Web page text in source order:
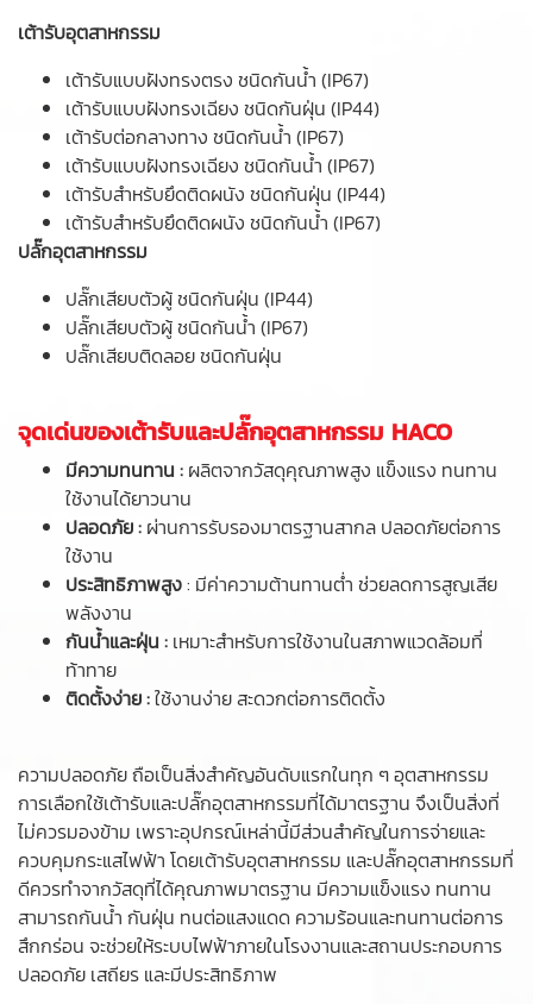
เต้ารับอุตสาหกรรม
เต้ารับแบบฝังทรงตรง ชนิดกันน้ำ (IP67)
เต้ารับแบบฝังทรงเฉียง ชนิดกันฝุ่น (IP44)
เต้ารับต่อกลางทาง ชนิดกันน้ำ (IP67)
เต้ารับแบบฝังทรงเฉียง ชนิดกันน้ำ (IP67)
เต้ารับสำหรับยึดติดผนัง ชนิดกันฝุ่น (IP44)
เต้ารับสำหรับยึดติดผนัง ชนิดกันน้ำ (IP67)
ปลั๊กอุตสาหกรรม
ปลั๊กเสียบตัวผู้ ชนิดกันฝุ่น (IP44)
ปลั๊กเสียบตัวผู้ ชนิดกันน้ำ (IP67)
ปลั๊กเสียบติดลอย ชนิดกันฝุ่น
จุดเด่นของเต้ารับและปลั๊กอุตสาหกรรม HACO
มีความทนทาน : ผลิตจากวัสดุคุณภาพสูง แข็งแรง ทนทาน
ใช้งานได้ยาวนาน
ปลอดภัย : ผ่านการรับรองมาตรฐานสากล ปลอดภัยต่อการ
ใช้งาน
ประสิทธิภาพสูง: มีค่าความต้านทานต่ำ ช่วยลดการสูญเสีย
พลังงาน
กันน้ำและฝุ่น : เหมาะสำหรับการใช้งานในสภาพแวดล้อมที่
ท้าทาย
ติดตั้งง่าย :ใช้งานง่าย สะดวกต่อการติดตั้ง
ความปลอดภัย ถือเป็นสิ่งสำคัญอันดับแรกในทุก ๆ อุตสาหกรรม
การเลือกใช้เต้ารับและปลั๊กอุตสาหกรรมที่ได้มาตรฐาน จึงเป็นสิ่งที่
ไม่ควรมองข้าม เพราะอุปกรณ์เหล่านี้มีส่วนสำคัญในการจ่ายและ
ควบคุมกระแสไฟฟ้า โดยเต้ารับอุตสาหกรรม และปลั๊กอุตสาหกรรมที่
ดีควรทำจากวัสดุที่ได้คุณภาพมาตรฐาน มีความแข็งแรง ทนทาน
สามารถกันน้ำ กันฝุ่น ทนต่อแสงแดด ความร้อนและทนทานต่อการ
สึกกร่อน จะช่วยให้ระบบไฟฟ้าภายในโรงงานและสถานประกอบการ
ปลอดภัย เสถียร และมีประสิทธิภาพ